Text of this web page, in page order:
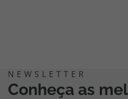
Conheça as